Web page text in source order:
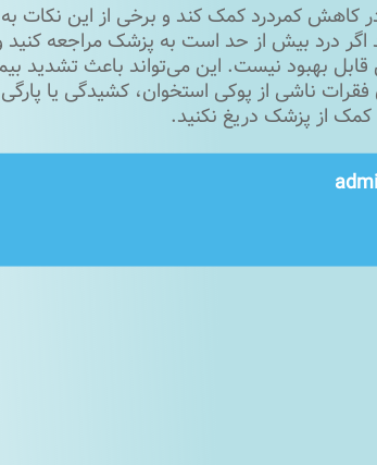
کاهش کمردرد کمک کند و برخی از این نکات به
اگر درد بیش از حد است به پزشک مراجعه
بهبود نیست. این می‌تواند باعث تشدید
ناشی از پوکی استخوان، کشیدگی یا
کمک از پزشک دریغ نکنید.